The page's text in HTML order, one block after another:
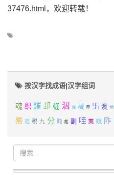
37476.html，欢迎转载！
按汉字找成语|汉字组词
魂 织 鏙 邽 輣 泅 俾 械 荐 卐 澳 地
殢 范 税 九 分 盹 胾 副 咥 荑 妓 阼